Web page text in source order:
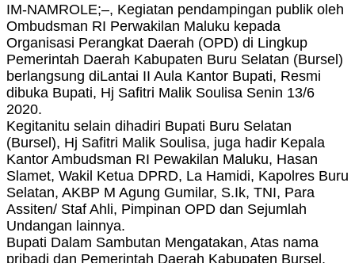
IM-NAMROLE;–, Kegiatan pendampingan publik oleh
Ombudsman RI Perwakilan Maluku kepada
Organisasi Perangkat Daerah (OPD) di Lingkup
Pemerintah Daerah Kabupaten Buru Selatan (Bursel)
berlangsung diLantai II Aula Kantor Bupati, Resmi
dibuka Bupati, Hj Safitri Malik Soulisa Senin 13/6
2020.
Kegitanitu selain dihadiri Bupati Buru Selatan
(Bursel), Hj Safitri Malik Soulisa, juga hadir Kepala
Kantor Ambudsman RI Pewakilan Maluku, Hasan
Slamet, Wakil Ketua DPRD, La Hamidi, Kapolres Buru
Selatan, AKBP M Agung Gumilar, S.Ik, TNI, Para
Assiten/ Staf Ahli, Pimpinan OPD dan Sejumlah
Undangan lainnya.
Bupati Dalam Sambutan Mengatakan, Atas nama
pribadi dan Pemerintah Daerah Kabupaten Bursel,